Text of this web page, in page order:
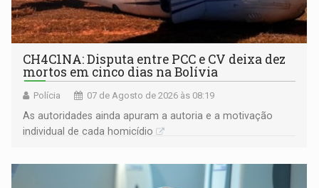
CH4C1NA: Disputa entre PCC e CV deixa dez
mortos em cinco dias na Bolívia
Polícia 07 de Agosto de 2026 às 08:19
As autoridades ainda apuram a autoria e a motivação
individual de cada homicídio